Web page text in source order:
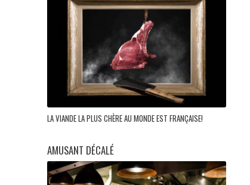
LA VIANDE LA PLUS CHÈRE AU MONDE EST FRANÇAISE!
AMUSANT DÉCALÉ